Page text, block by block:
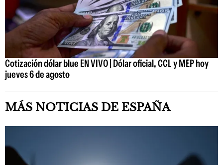
Cotización dólar blue EN VIVO | Dólar oficial, CCL y MEP hoy
jueves 6 de agosto
MÁS NOTICIAS DE ESPAÑA